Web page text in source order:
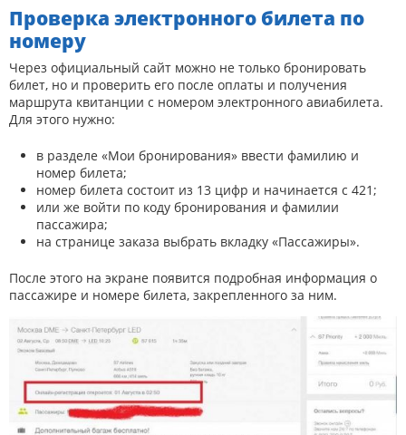
Проверка электронного билета по
номеру
Через официальный сайт можно не только бронировать
билет, но и проверить его после оплаты и получения
маршрута квитанции с номером электронного авиабилета.
Для этого нужно:
в разделе «Мои бронирования» ввести фамилию и
номер билета;
номер билета состоит из 13 цифр и начинается с 421;
или же войти по коду бронирования и фамилии
пассажира;
на странице заказа выбрать вкладку «Пассажиры».
После этого на экране появится подробная информация о
пассажире и номере билета, закрепленного за ним.